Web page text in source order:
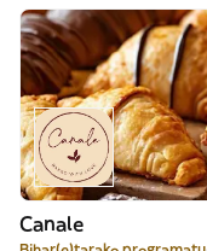
Canale